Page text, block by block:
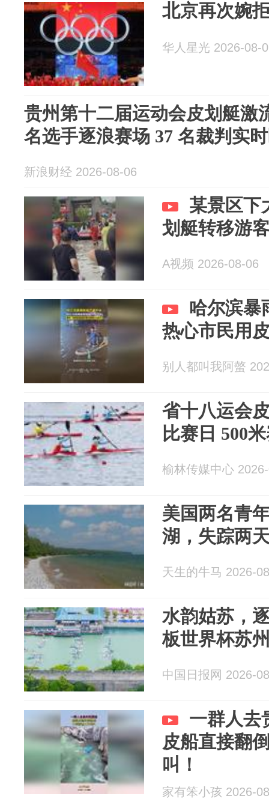
北京再次婉
华人星光 2026-08-
贵州第十二届运动会皮划艇激
名选手逐浪赛场 37 名裁判实
新浪财经 2026-08-06
某景区下
划艇转移游
A视频 2026-08-06
哈尔滨暴
热心市民用
别人都叫我阿螫
省十八运会
比赛日 500
榆林传媒中心
美国两名青
湖，失踪两
天生的牛马 2026-
水韵姑苏，
板世界杯苏
中国日报网 2026-
一群人去
皮船直接翻
叫！
家有笨小孩 2026-